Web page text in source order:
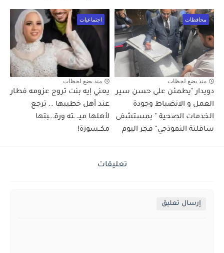
محافظات
منذ بضع لحظات
دويدار "يطمئن على حسن سير
العمل و الانضباط وجودة
الخدمات الصحية " بمستشفى
ساقلتة النموذجي" فجر اليوم
اجتماعيات
منذ بضع لحظات
يعني إيه بنت تروح عزومه فطار
عند أهل خطيبها .. ترجع
لأهلها ميــ ـته ورقـ.ـبتها
مكــسورة!
تعليقات
إرسال تعليق